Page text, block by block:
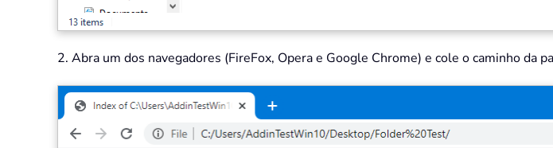
2. Abra um dos navegadores (FireFox, Opera e Google Chrome) e cole o caminho da